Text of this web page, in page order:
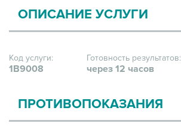
ОПИСАНИЕ УСЛУГИ
Код услуги:
1В9008
Готовность результатов:
через 12 часов
ПРОТИВОПОКАЗАНИЯ